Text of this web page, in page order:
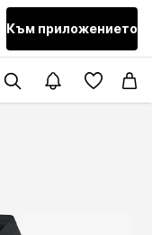
Към приложението